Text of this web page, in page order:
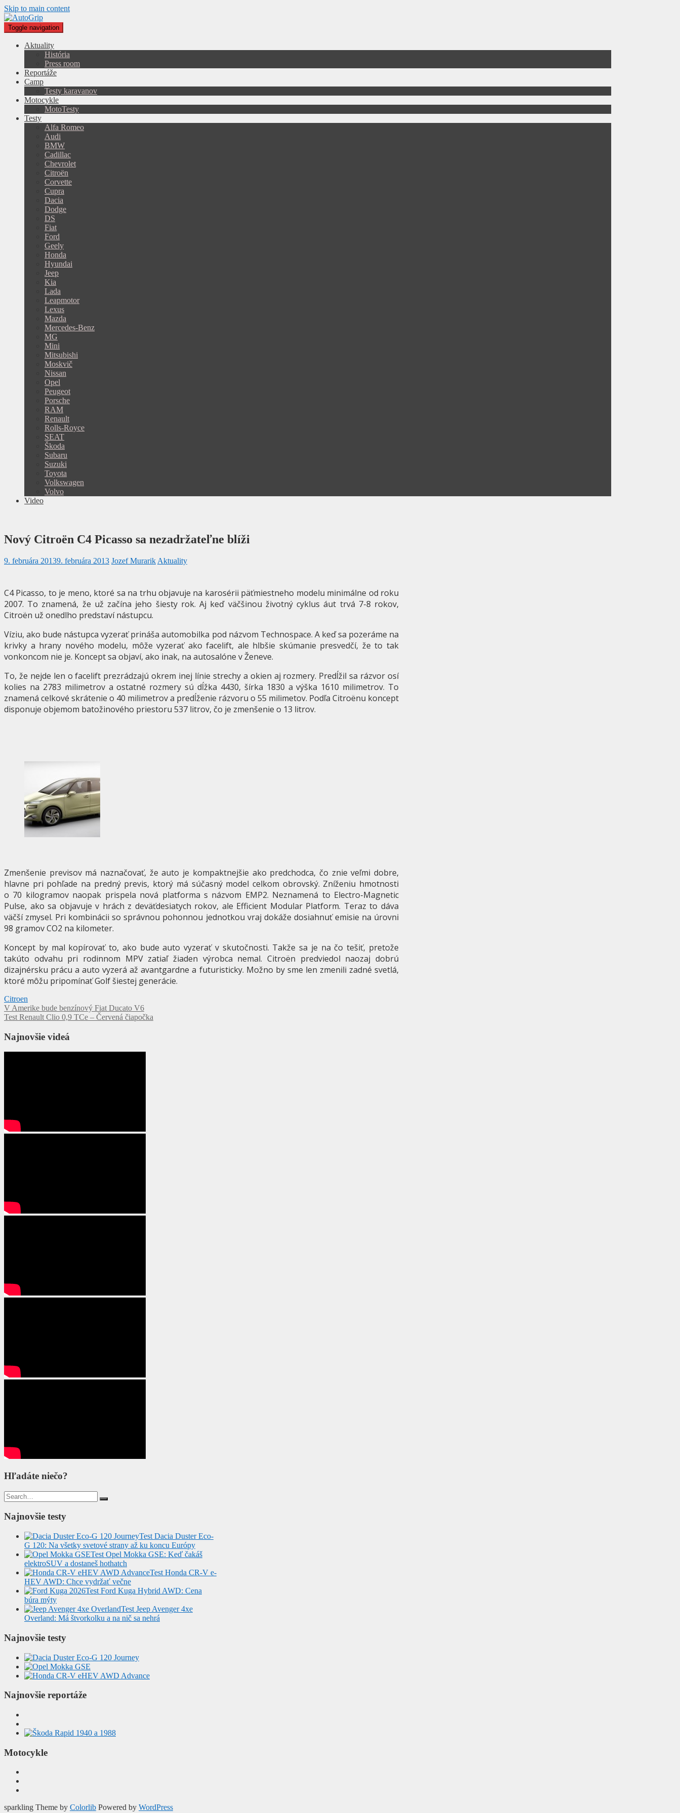
Skip to main content
Toggle navigation
Aktuality
História
Press room
Reportáže
Camp
Testy karavanov
Motocykle
MotoTesty
Testy
Alfa Romeo
Audi
BMW
Cadillac
Chevrolet
Citroën
Corvette
Cupra
Dacia
Dodge
DS
Fiat
Ford
Geely
Honda
Hyundai
Jeep
Kia
Lada
Leapmotor
Lexus
Mazda
Mercedes-Benz
MG
Mini
Mitsubishi
Moskvič
Nissan
Opel
Peugeot
Porsche
RAM
Renault
Rolls-Royce
SEAT
Škoda
Subaru
Suzuki
Toyota
Volkswagen
Volvo
Video
Nový Citroën C4 Picasso sa nezadržateľne blíži
9. februára 20139. februára 2013 Jozef Murarik Aktuality
C4 Picasso, to je meno, ktoré sa na trhu objavuje na karosérii päťmiestneho modelu minimálne od roku
2007. To znamená, že už začína jeho šiesty rok. Aj keď väčšinou životný cyklus áut trvá 7-8 rokov,
Citroën už onedlho predstaví nástupcu.
Víziu, ako bude nástupca vyzerať prináša automobilka pod názvom Technospace. A keď sa pozeráme na
krivky a hrany nového modelu, môže vyzerať ako facelift, ale hlbšie skúmanie presvedčí, že to tak
vonkoncom nie je. Koncept sa objaví, ako inak, na autosalóne v Ženeve.
To, že nejde len o facelift prezrádzajú okrem inej línie strechy a okien aj rozmery. Predĺžil sa rázvor osí
kolies na 2783 milimetrov a ostatné rozmery sú dĺžka 4430, šírka 1830 a výška 1610 milimetrov. To
znamená celkové skrátenie o 40 milimetrov a predĺženie rázvoru o 55 milimetov. Podľa Citroënu koncept
disponuje objemom batožinového priestoru 537 litrov, čo je zmenšenie o 13 litrov.
Zmenšenie previsov má naznačovať, že auto je kompaktnejšie ako predchodca, čo znie veľmi dobre,
hlavne pri pohľade na predný previs, ktorý má súčasný model celkom obrovský. Zníženiu hmotnosti
o 70 kilogramov naopak prispela nová platforma s názvom EMP2. Neznamená to Electro-Magnetic
Pulse, ako sa objavuje v hrách z deväťdesiatych rokov, ale Efficient Modular Platform. Teraz to dáva
väčší zmysel. Pri kombinácii so správnou pohonnou jednotkou vraj dokáže dosiahnuť emisie na úrovni
98 gramov CO2 na kilometer.
Koncept by mal kopírovať to, ako bude auto vyzerať v skutočnosti. Takže sa je na čo tešiť, pretože
takúto odvahu pri rodinnom MPV zatiaľ žiaden výrobca nemal. Citroën predviedol naozaj dobrú
dizajnérsku prácu a auto vyzerá až avantgardne a futuristicky. Možno by sme len zmenili zadné svetlá,
ktoré môžu pripomínať Golf šiestej generácie.
Citroen
Navigácia
v
článku
V Amerike bude benzínový Fiat Ducato V6
Test Renault Clio 0,9 TCe – Červená čiapočka
Najnovšie videá
Hľadáte niečo?
Search
for:
Najnovšie testy
Test Dacia Duster Eco-
G 120: Na všetky svetové strany až ku koncu Európy
Test Opel Mokka GSE: Keď čakáš
elektroSUV a dostaneš hothatch
Test Honda CR-V e-
HEV AWD: Chce vydržať večne
Test Ford Kuga Hybrid AWD: Cena
búra mýty
Test Jeep Avenger 4xe
Overland: Má štvorkolku a na nič sa nehrá
Najnovšie testy
Najnovšie reportáže
Motocykle
sparkling Theme by Colorlib Powered by WordPress